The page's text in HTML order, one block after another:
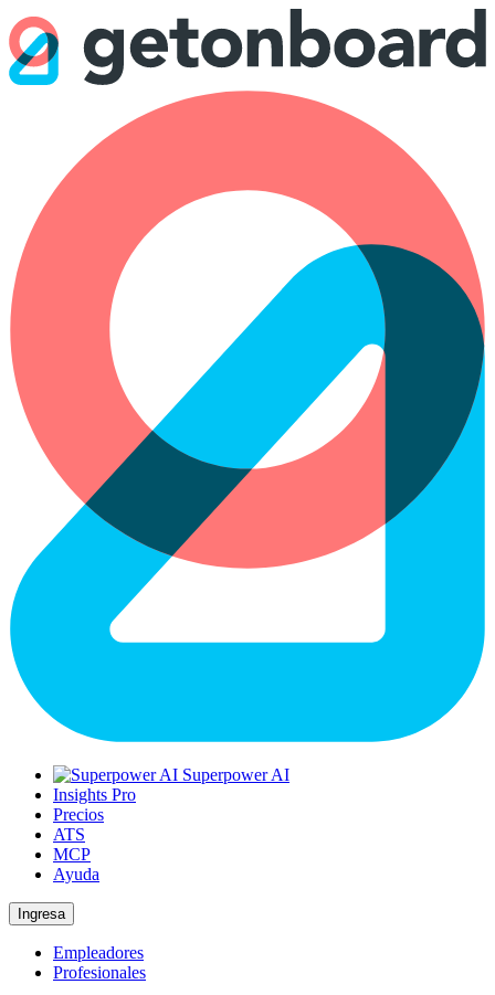
Superpower AI
Insights Pro
Precios
ATS
MCP
Ayuda
Ingresa
Empleadores
Profesionales